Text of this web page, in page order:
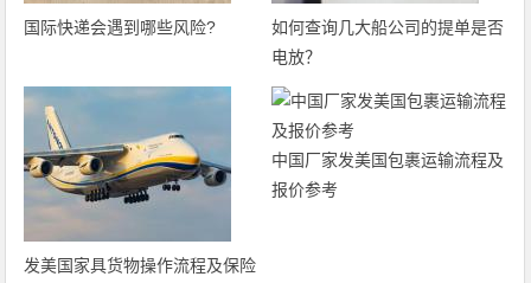
国际快递会遇到哪些风险?
如何查询几大船公司的提单是否
电放？
发美国家具货物操作流程及保险
中国厂家发美国包裹运输流程及
报价参考